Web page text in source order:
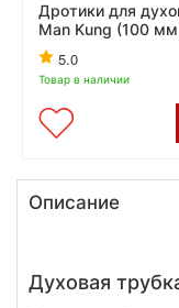
Дротики для
Man Kung (100
5.0
Товар в наличии
Описание
Духовая